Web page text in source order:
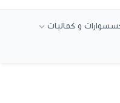
و كماليات